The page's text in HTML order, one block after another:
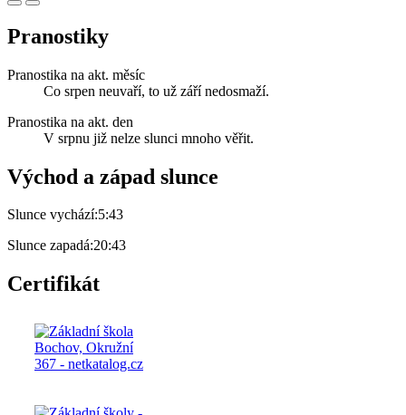
Pranostiky
Pranostika na akt. měsíc
Co srpen neuvaří, to už září nedosmaží.
Pranostika na akt. den
V srpnu již nelze slunci mnoho věřit.
Východ a západ slunce
Slunce vychází:5:43
Slunce zapadá:20:43
Certifikát